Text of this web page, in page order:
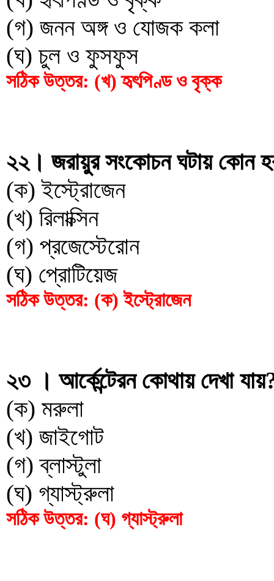
(গ) জনন অঙ্গ ও যোজক কলা
(ঘ) চুল ও ফুসফুস
সঠিক উত্তর: (খ) হৃৎপিণ্ড ও বৃক্ক
২২। জরায়ুর সংকোচন ঘটায় কোন
(ক) ইস্ট্রোজেন
(খ) রিলাক্সিন
(গ) প্রজেস্টেরোন
(ঘ) প্রোটিয়েজ
সঠিক উত্তর: (ক) ইস্ট্রোজেন
২৩ । আর্কেন্টেরন কোথায় দেখা
(ক) মরুলা
(খ) জাইগোট
(গ) ব্লাস্টুলা
(ঘ) গ্যাস্ট্রুলা
সঠিক উত্তর: (ঘ) গ্যাস্ট্রুলা